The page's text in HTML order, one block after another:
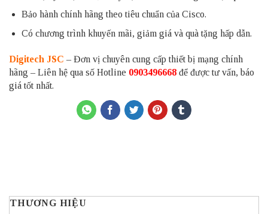
Bảo hành chính hãng theo tiêu chuẩn của Cisco.
Có chương trình khuyến mãi, giảm giá và quà tặng hấp dẫn.
Digitech JSC – Đơn vị chuyên cung cấp thiết bị mạng chính
hãng – Liên hệ qua số Hotline 0903496668 để được tư vấn, báo
giá tốt nhất.
THƯƠNG HIỆU